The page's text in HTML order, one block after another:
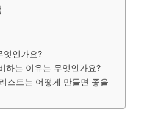
엇인가요?
하는 이유는 무엇인가요?
스트는 어떻게 만들면 좋을